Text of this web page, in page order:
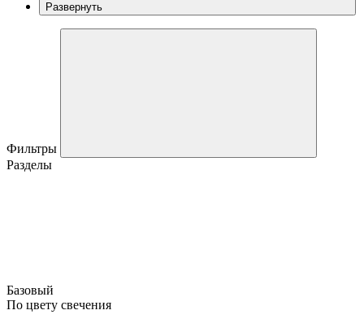
Развернуть
Фильтры
Разделы
Базовый
По цвету свечения